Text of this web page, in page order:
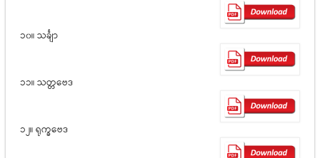
၁၀။ သင်္ချာ
၁၁။ သတ္တဗေဒ
၁၂။ ရုက္ခဗေဒ